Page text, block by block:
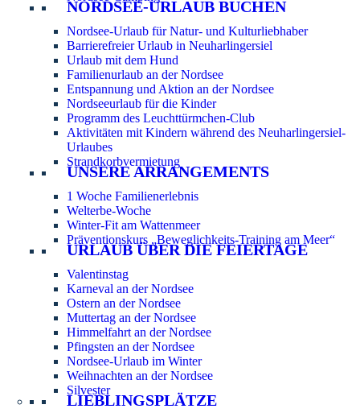
NORDSEE-URLAUB BUCHEN
Nordsee-Urlaub für Natur- und Kulturliebhaber
Barrierefreier Urlaub in Neuharlingersiel
Urlaub mit dem Hund
Familienurlaub an der Nordsee
Entspannung und Aktion an der Nordsee
Nordseeurlaub für die Kinder
Programm des Leuchttürmchen-Club
Aktivitäten mit Kindern während des Neuharlingersiel-
Urlaubes
Strandkorbvermietung
UNSERE ARRANGEMENTS
1 Woche Familienerlebnis
Welterbe-Woche
Winter-Fit am Wattenmeer
Präventionskurs „Beweglichkeits-Training am Meer“
URLAUB ÜBER DIE FEIERTAGE
Valentinstag
Karneval an der Nordsee
Ostern an der Nordsee
Muttertag an der Nordsee
Himmelfahrt an der Nordsee
Pfingsten an der Nordsee
Nordsee-Urlaub im Winter
Weihnachten an der Nordsee
Silvester
LIEBLINGSPLÄTZE